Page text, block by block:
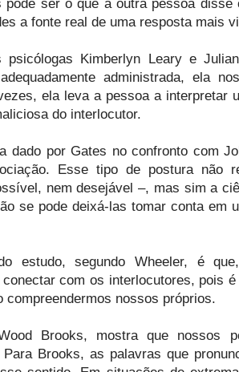
ser o que a outra pessoa disse
a fonte real de uma resposta mais
Kimberlyn Leary e
administrada, ela
ela leva a pessoa a interpretar
do interlocutor.
dado por Gates no confronto com
Esse tipo de postura não
nem desejável –, mas sim a
se pode deixá-las tomar conta em
estudo, segundo Wheeler, é
com os interlocutores, pois
nossos próprios.
Brooks, mostra que nossos
Brooks, as palavras que